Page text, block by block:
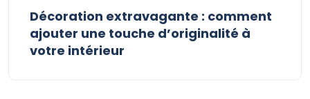
Décoration extravagante : comment
ajouter une touche d’originalité à
votre intérieur